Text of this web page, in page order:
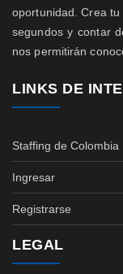
oportunidad. Crea
segundos y contar
nos permitirán
LINKS DE
Staffing de Colombia
Ingresar
Registrarse
LEGAL